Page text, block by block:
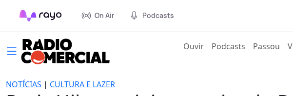
On Air Podcasts
Ouvir(current)
Podcasts Passou
NOTÍCIAS | CULTURA E LAZER